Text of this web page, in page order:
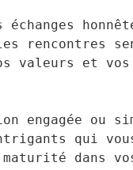
échanges
les
valeurs et vos
engagée ou
qui
dans